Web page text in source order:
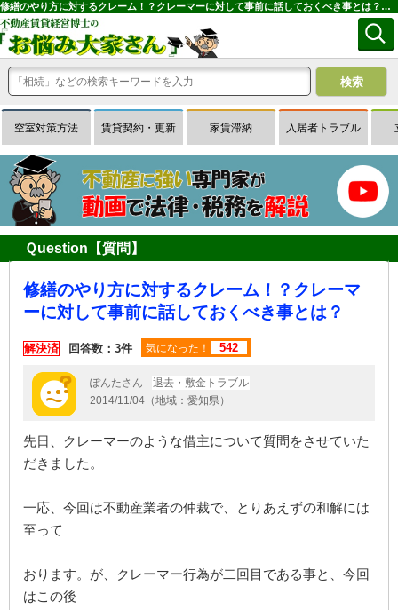
修繕のやり方に対するクレーム！？クレーマーに対して事前に話しておくべき事とは？｜専門家に無料相談できる賃貸経営Ｑ＆Ａサイトはお悩み大家さん
空室対策方法 賃貸契約・更新 家賃滞納 入居者トラブル
Ｑuestion【質問】
修繕のやり方に対するクレーム！？クレーマ
ーに対して事前に話しておくべき事とは？
解決済 回答数：3件 気になった！ 542
ぽんたさん
退去・敷金トラブル
2014/11/04（地域：愛知県）
先日、クレーマーのような借主について質問をさせていた
だきました。
一応、今回は不動産業者の仲裁で、とりあえずの和解には
至って
おります。が、クレーマー行為が二回目である事と、今回
はこの後